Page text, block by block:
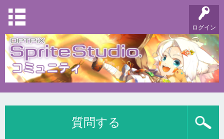
ログイン
質問する